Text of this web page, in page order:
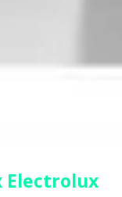
Electrolux